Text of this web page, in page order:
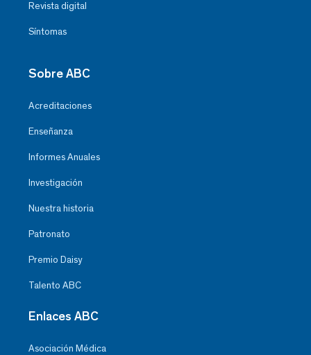
Revista digital
Síntomas
Sobre ABC
Acreditaciones
Enseñanza
Informes Anuales
Investigación
Nuestra historia
Patronato
Premio Daisy
Talento ABC
Enlaces ABC
Asociación Médica